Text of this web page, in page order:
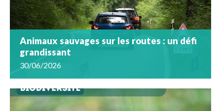
Animaux sauvages sur les routes : un défi
grandissant
30/06/2026